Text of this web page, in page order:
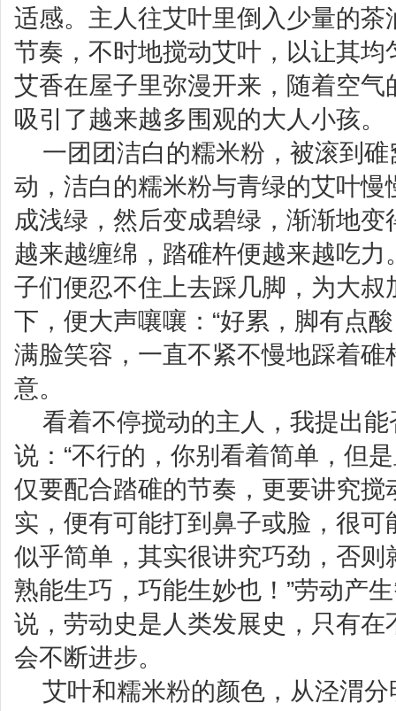
适感。主人往艾叶里倒入少量的茶
节奏，不时地搅动艾叶，以让其均
艾香在屋子里弥漫开来，随着空气
吸引了越来越多围观的大人小孩。
一团团洁白的糯米粉，被滚到
动，洁白的糯米粉与青绿的艾叶慢
成浅绿，然后变成碧绿，渐渐地
越来越缠绵，踏碓杵便越来越吃
子们便忍不住上去踩几脚，为大叔
下，便大声嚷嚷：“好累，脚有点
满脸笑容，一直不紧不慢地踩着碓
意。
看着不停搅动的主人，我提出
说：“不行的，你别看着简单，但
仅要配合踏碓的节奏，更要讲究搅
实，便有可能打到鼻子或脸，很
似乎简单，其实很讲究巧劲，否则
熟能生巧，巧能生妙也！”劳动产
说，劳动史是人类发展史，只有在
会不断进步。
艾叶和糯米粉的颜色，从泾渭